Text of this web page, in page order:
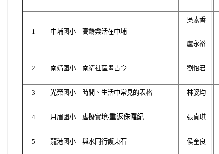
1 中埔國小 高齡樂活在中埔
吳素香
盧永裕
2 南靖國小 南靖社區畫古今 劉怡君
3 光榮國小 時間、生活中常見的表格 林姿均
4 月眉國小 虛擬實境-重返侏儸紀 張貞琪
5 龍港國小 與水同行護東石 侯奎良